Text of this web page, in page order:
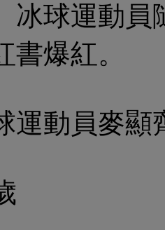
冰球運動員
書爆紅。
運動員麥顯